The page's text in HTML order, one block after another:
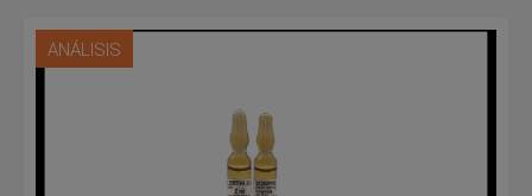
ANÁLISIS